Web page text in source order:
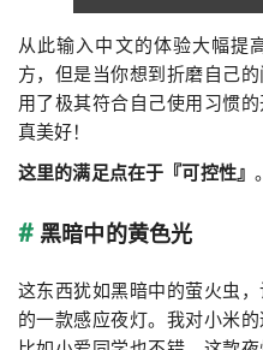
从此输入中文的体验大幅提
方，但是当你想到折磨自己
用了极其符合自己使用习惯
真美好！
这里的满足点在于『可控性』 。
黑暗中的黄色光
这东西犹如黑暗中的萤火虫
的一款感应夜灯。我对小米